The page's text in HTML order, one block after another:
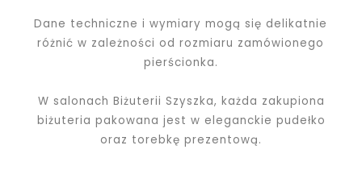
Dane techniczne i wymiary mogą się delikatnie
różnić w zależności od rozmiaru zamówionego
pierścionka.
W salonach Biżuterii Szyszka, każda zakupiona
biżuteria pakowana jest w eleganckie pudełko
oraz torebkę prezentową.